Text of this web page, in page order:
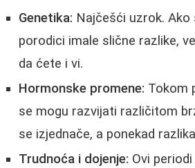
Genetika: Najčešći uzrok. Ako
porodici imale slične razlike,
da ćete i vi.
Hormonske promene: Tokom
se mogu razvijati različitom
se izjednače, a ponekad
Trudnoća i dojenje: Ovi